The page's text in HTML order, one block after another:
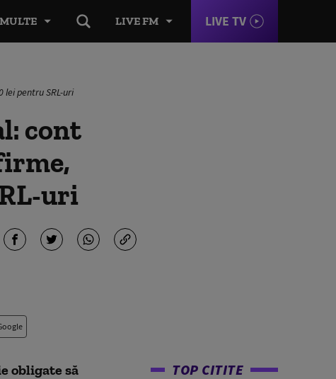
LIVE FM LIVE TV
pentru SRL-uri
cont
uri
obligate să
TOP CITITE